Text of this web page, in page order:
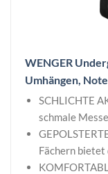
WENGER
Umhängen,
SCHLICHTE
schmale
Fächern bietet